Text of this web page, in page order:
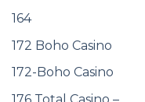
164
172 Boho Casino
172-Boho Casino